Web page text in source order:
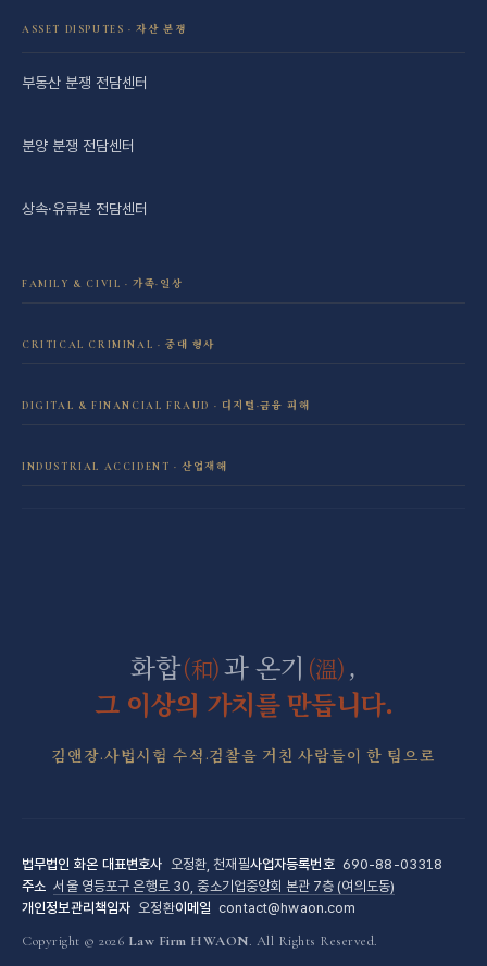
ASSET DISPUTES · 자산 분쟁
부동산 분쟁 전담센터
분양 분쟁 전담센터
상속·유류분 전담센터
FAMILY & CIVIL · 가족·일상
학교폭력 전담센터
CRITICAL CRIMINAL · 중대 형사
DIGITAL & FINANCIAL FRAUD · 디지털·금융 피해
INDUSTRIAL ACCIDENT · 산업재해
화합(和)과 온기 (溫) ,
그 이상의 가치를 만듭니다.
김앤장·사법시험 수석·검찰을 거친 사람들이 한 팀으로
법무법인 화온 대표변호사 오정환, 천재필사업자등록번호 690-88-03318
주소 서울 영등포구 은행로 30, 중소기업중앙회 본관 7층 (여의도동)
개인정보관리책임자 오정환이메일 contact@hwaon.com
Copyright © 2026 Law Firm HWAON. All Rights Reserved.